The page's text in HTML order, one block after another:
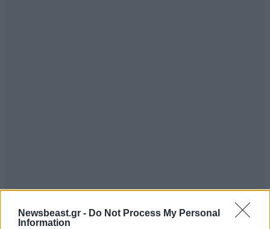
Newsbeast.gr - Do Not Process My Personal
Information